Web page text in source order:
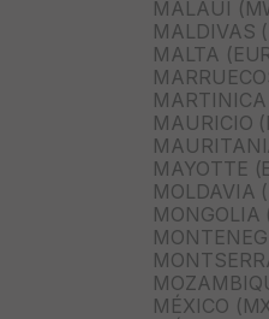
MALAUI
MALDIVAS
MALTA
MAURICIO
MAYOTTE
MOLDAVIA
MONGOLIA
MÉXICO